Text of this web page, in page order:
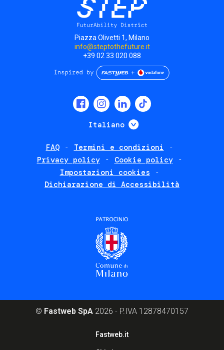
Piazza Olivetti 1, Milano
info@steptothefuture.it
+39 02 33 020 088
Italiano Mostra ulteriori
FAQ
Termini e condizioni
Privacy policy
Cookie policy
Impostazioni cookies
Dichiarazione di Accessibilità
© Fastweb SpA 2026 - P.IVA 12878470157
Fastweb.it